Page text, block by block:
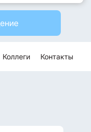
Коллеги Контакты